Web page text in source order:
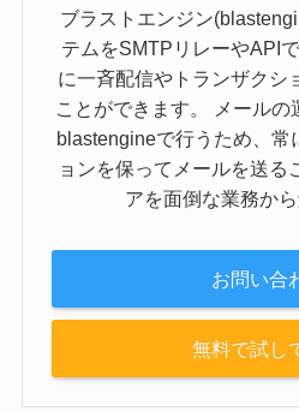
ブラストエンジン
テムをSMTPリレーやAPI
に一斉配信やトランザクシ
ことができます。 メール
blastengineで行うため、常
ョンを保ってメールを送る
アを面倒な業務から
お問い合
無料で試し